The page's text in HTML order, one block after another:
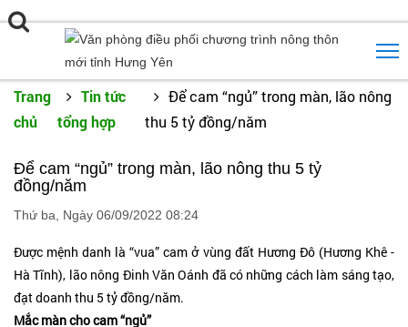
Trang
chủ
Tin tức
tổng hợp
Để cam “ngủ” trong màn, lão nông
thu 5 tỷ đồng/năm
Để cam “ngủ” trong màn, lão nông thu 5 tỷ
đồng/năm
Thứ ba, Ngày 06/09/2022 08:24
Được mệnh danh là “vua” cam ở vùng đất Hương Đô (Hương Khê -
Hà Tĩnh), lão nông Đinh Văn Oánh đã có những cách làm sáng tạo,
đạt doanh thu 5 tỷ đồng/năm.
Mắc màn cho cam “ngủ”